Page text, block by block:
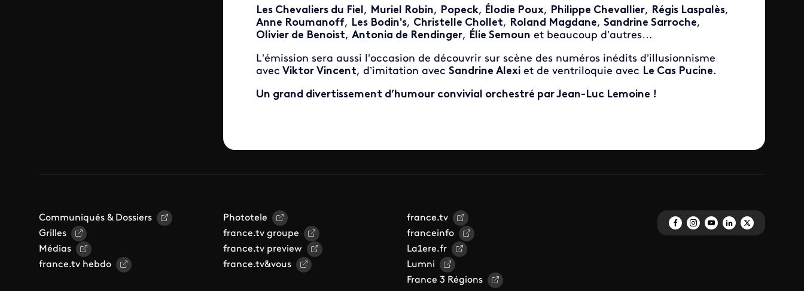
Les Chevaliers du Fiel, Muriel Robin, Popeck, Élodie Poux, Philippe Chevallier, Régis Laspalès,
Anne Roumanoff, Les Bodin's, Christelle Chollet, Roland Magdane, Sandrine Sarroche,
Olivier de Benoist, Antonia de Rendinger, Élie Semoun et beaucoup d’autres…
L’émission sera aussi l’occasion de découvrir sur scène des numéros inédits d’illusionnisme
avec Viktor Vincent, d’imitation avec Sandrine Alexiet de ventriloquie avec Le Cas Pucine.
Un grand divertissement d’humour convivial orchestré par Jean-Luc Lemoine !
Communiqués & Dossiers
Grilles
Médias
france.tv hebdo
Phototele
france.tv groupe
france.tv preview
france.tv&vous
france.tv
franceinfo
La1ere.fr
Lumni
France 3 Régions